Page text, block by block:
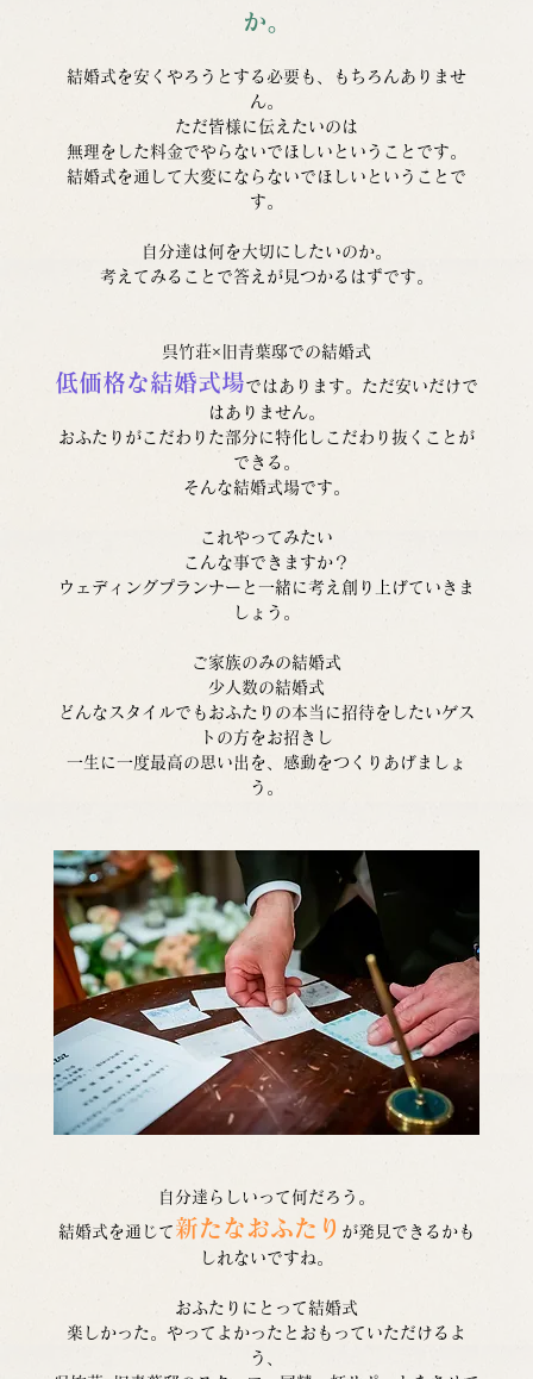
か。
結婚式を安くやろうとする必要も、もちろんありませ
ん。
ただ皆様に伝えたいのは
無理をした料金でやらないでほしいということです。
結婚式を通して大変にならないでほしいということで
す。
自分達は何を大切にしたいのか。
考えてみることで答えが見つかるはずです。
呉竹荘×旧青葉邸での結婚式
低価格な結婚式場ではあります。ただ安いだけで
はありません。
おふたりがこだわりた部分に特化しこだわり抜くことが
できる。
そんな結婚式場です。
これやってみたい
こんな事できますか？
ウェディングプランナーと一緒に考え創り上げていきま
しょう。
ご家族のみの結婚式
少人数の結婚式
どんなスタイルでもおふたりの本当に招待をしたいゲス
トの方をお招きし
一生に一度最高の思い出を、感動をつくりあげましょ
う。
自分達らしいって何だろう。
結婚式を通じて 新たなおふたり が発見できるかも
しれないですね。
おふたりにとって結婚式
楽しかった。やってよかったとおもっていただけるよ
う、